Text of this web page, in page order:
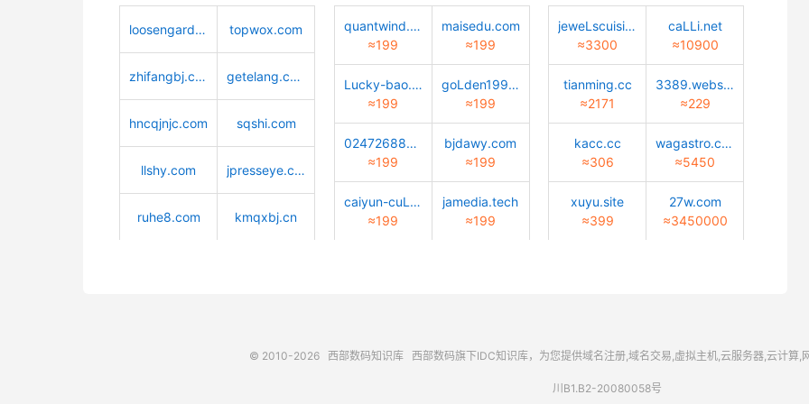
loosengarden.com topwox.com
zhifangbj.com getelang.com
hncqjnjc.com sqshi.com
llshy.com jpresseye.com
ruhe8.com kmqxbj.cn
quantwind.com
≈199
maisedu.com
≈199
Lucky-bao.top
≈199
goLden1999.com
≈199
02472688888.com
≈199
bjdawy.com
≈199
caiyun-cuLture.com
≈199
jamedia.tech
≈199
jeweLscuisine.com
≈3300
caLLi.net
≈10900
tianming.cc
≈2171
3389.website
≈229
kacc.cc
≈306
wagastro.com
≈5450
xuyu.site
≈399
27w.com
≈3450000
© 2010-2026 西部数码知识库 西部数码旗下IDC知识库，为您提供域名注册,域名交易,虚拟主机,云服务器,云计算,
川B1.B2-20080058号